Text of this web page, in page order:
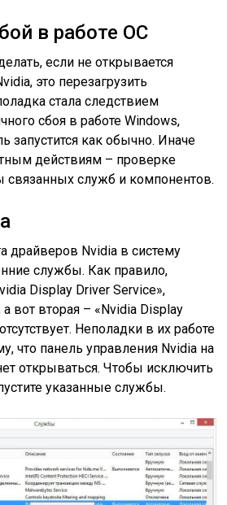
в работе ОС
если не открывается
это перезагрузить
стала следствием
сбоя в работе Windows,
запустится как обычно. Иначе
действиям – проверке
связанных служб и компонентов.
драйверов Nvidia в систему
службы. Как правило,
Display Driver Service»,
а вот вторая – «Nvidia Display
Неполадки в их работе
что панель управления Nvidia на
открываться. Чтобы исключить
указанные службы.